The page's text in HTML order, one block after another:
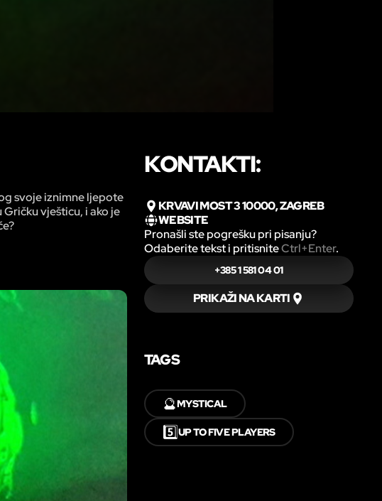
svoje iznimne ljepote
vješticu, i ako je
KONTAKTI:
KRVAVI MOST 3 10000, ZAGREB
WEBSITE
Pronašli ste pogrešku pri pisanju?
Odaberite tekst i pritisniteCtrl+Enter.
+385 1 581 04 01
PRIKAŽI NA KARTI
TAGS
🔮MYSTICAL
5️⃣UP TO FIVE PLAYERS